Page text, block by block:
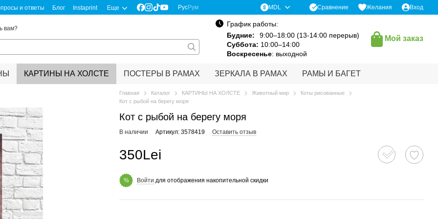
и ответы Блог Instaprint Еще РусРум MDL Сравнение Желания Вход
вам?
График работы:
Будние:
9:00–18:00 (13-14:00 перерыв)
Суббота: 10:00–14:00
Воскресенье: выходной
Мой заказ
КАРТИНЫ НА ХОЛСТЕ ПОСТЕРЫ В РАМАХ ЗЕРКАЛА В РАМАХ РАМЫ И БАГЕТ
Главная Каталог КАРТИНЫ НА ХОЛСТЕ Животный мир
Коты рисованные
Кот с рыбой на берегу моря
Кот с рыбой на берегу моря
В наличии Артикул: 3578419 Оставить отзыв
350Lei
% Войти для отображения накопительной скидки